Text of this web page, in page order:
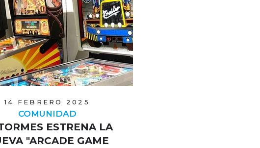
14 FEBRERO 2025
COMUNIDAD
ESTRENA LA
"ARCADE GAME